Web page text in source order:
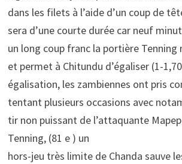
dans les filets à l’aide d’un coup de
sera d’une courte durée car neuf
un long coup franc la portière Tenning
et permet à Chitundu d’égaliser (1-
égalisation, les zambiennes ont pris
tentant plusieurs occasions avec
tir non puissant de l’attaquante
Tenning, (81 e ) un
hors-jeu très limite de Chanda sauve